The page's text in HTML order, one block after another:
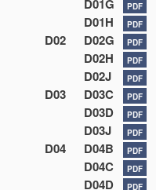
D01G PDF
D01H PDF
D02 D02G PDF
D02H PDF
D02J PDF
D03 D03C PDF
D03D PDF
D03J PDF
D04 D04B PDF
D04C PDF
D04D PDF